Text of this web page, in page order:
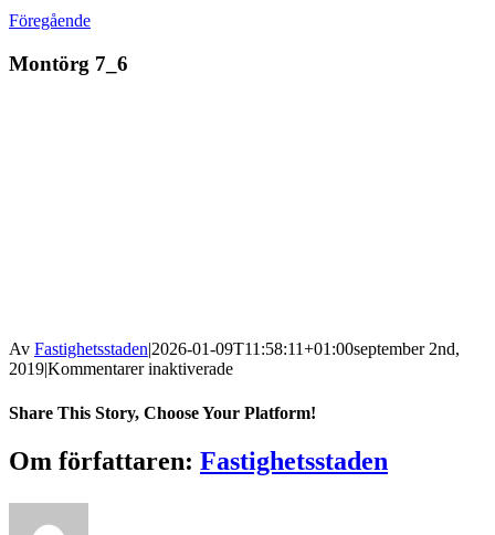
Föregående
Montörg 7_6
Av Fastighetsstaden|2026-01-09T11:58:11+01:00september 2nd,
2019|Kommentarer inaktiveradeför
7_6
Share This Story, Choose Your Platform!
Facebook
X
Reddit
LinkedIn
WhatsApp
Tumblr
Pinterest
Vk
Xing
E-
post
Om författaren: Fastighetsstaden